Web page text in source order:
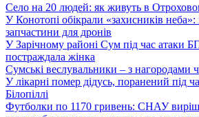
Село на 20 людей: як живуть в
У Конотопі обікрали «захисників
запчастини для дронів
У Зарічному районі Сум під час атаки
постраждала жінка
Сумські веслувальники – з нагородами
У лікарні помер дідусь, поранений під
Білопіллі
Футболки по 1170 гривень: СНАУ